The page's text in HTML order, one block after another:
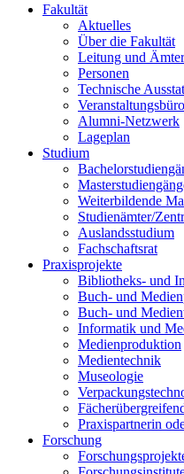
Fakultät
Aktuelles
Über die Fakultät
Leitung und Ämter
Personen
Technische
Veranstaltungsbüro
Alumni-Netzwerk
Lageplan
Studium
Weiterbildende
Studienämter/
Auslandsstudium
Fachschaftsrat
Praxisprojekte
Bibliotheks- und
Buch- und
Buch- und
Informatik und
Medienproduktion
Medientechnik
Museologie
Praxispartnerin
Forschung